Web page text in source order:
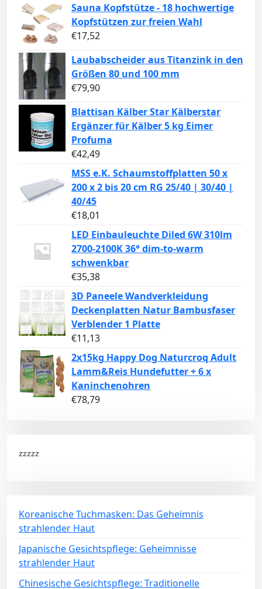
Sauna Kopfstütze - 18 hochwertige
Kopfstützen zur freien Wahl
€17,52
Laubabscheider aus Titanzink in den
Größen 80 und 100 mm
€79,90
Blattisan Kälber Star Kälberstar
Ergänzer für Kälber 5 kg Eimer
Profuma
€42,49
MSS e.K. Schaumstoffplatten 50 x
200 x 2 bis 20 cm RG 25/40 | 30/40 |
40/45
€18,01
LED Einbauleuchte Diled 6W 310lm
2700-2100K 36° dim-to-warm
schwenkbar
€35,38
3D Paneele Wandverkleidung
Deckenplatten Natur Bambusfaser
Verblender 1 Platte
€11,13
2x15kg Happy Dog Naturcroq Adult
Lamm&Reis Hundefutter + 6 x
Kaninchenohren
€78,79
zzzzz
Koreanische Tuchmasken: Das Geheimnis
strahlender Haut
Japanische Gesichtspflege: Geheimnisse
strahlender Haut
Chinesische Gesichtspflege: Traditionelle